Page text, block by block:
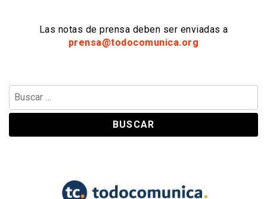
Las notas de prensa deben ser enviadas a
prensa@todocomunica.org
Buscar: